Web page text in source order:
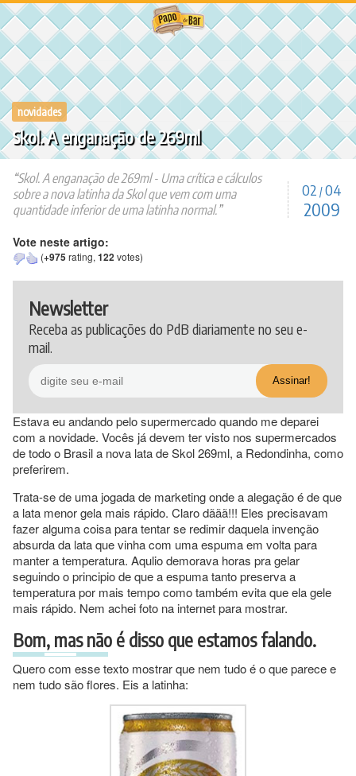
Ir
para
o
conteúdo
novidades
Skol. A enganação de 269ml
02 /04
2009
Skol. A enganação de 269ml - Uma crítica e cálculos
sobre a nova latinha da Skol que vem com uma
quantidade inferior de uma latinha normal.
Vote neste artigo:
(+975rating, 122votes)
Newsletter
Receba as publicações do PdB diariamente no seu e-
mail.
Estava eu andando pelo supermercado quando me deparei
com a novidade. Vocês já devem ter visto nos supermercados
de todo o Brasil a nova lata de Skol 269ml, a Redondinha, como
preferirem.
Trata-se de uma jogada de marketing onde a alegação é de que
a lata menor gela mais rápido. Claro dããã!!! Eles precisavam
fazer alguma coisa para tentar se redimir daquela invenção
absurda da lata que vinha com uma espuma em volta para
manter a temperatura. Aqulio demorava horas pra gelar
seguindo o principio de que a espuma tanto preserva a
temperatura por mais tempo como também evita que ela gele
mais rápido. Nem achei foto na internet para mostrar.
Bom, mas não é disso que estamos falando.
Quero com esse texto mostrar que nem tudo é o que parece e
nem tudo são flores. Eis a latinha: